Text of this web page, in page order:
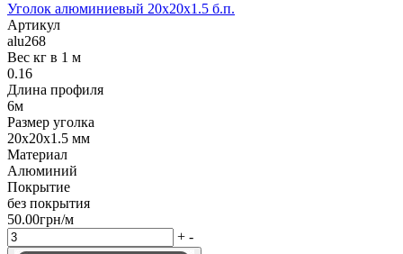
Уголок алюминиевый 20х20х1.5 б.п.
Артикул
alu268
Вес кг в 1 м
0.16
Длина профиля
6м
Размер уголка
20х20х1.5 мм
Материал
Алюминий
Покрытие
без покрытия
50.00грн/м
+ -